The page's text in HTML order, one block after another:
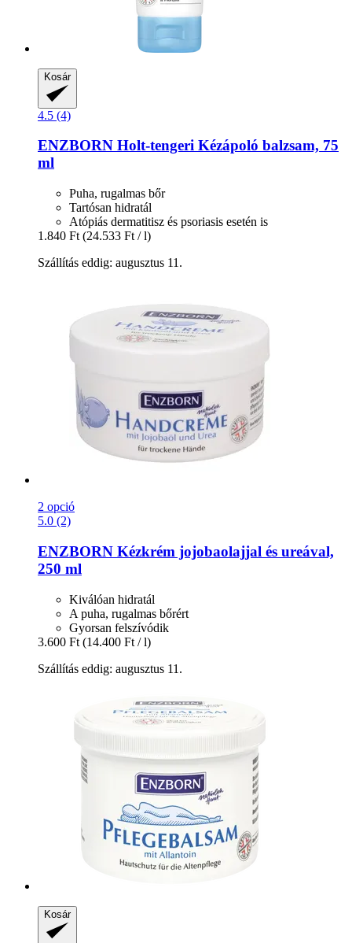
Kosár
4.5 (4)
ENZBORN Holt-​tengeri Kézápoló balzsam, 75
ml
Puha, rugalmas bőr
Tartósan hidratál
Atópiás dermatitisz és psoriasis esetén is
1.840 Ft (24.533 Ft / l)
Szállítás eddig: augusztus 11.
2 opció
5.0 (2)
ENZBORN Kézkrém jojobaolajjal és ureával,
250 ml
Kiválóan hidratál
A puha, rugalmas bőrért
Gyorsan felszívódik
3.600 Ft (14.400 Ft / l)
Szállítás eddig: augusztus 11.
Kosár